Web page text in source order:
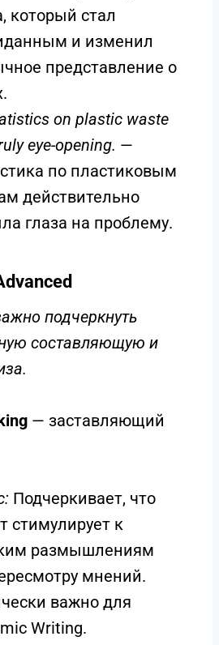
который стал
и изменил
представление о
on plastic waste
eye-opening. —
по пластиковым
действительно
глаза на проблему.
подчеркнуть
составляющую и
— заставляющий
Подчеркивает, что
стимулирует к
размышлениям
мнений.
важно для
Writing.